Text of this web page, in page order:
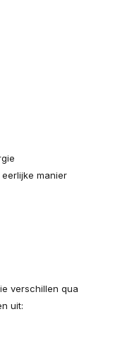
manier
verschillen qua
uit: